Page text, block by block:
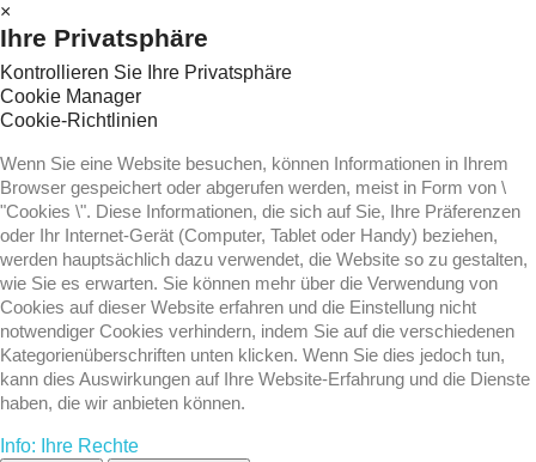
×
Ihre Privatsphäre
Kontrollieren Sie Ihre Privatsphäre
Cookie Manager
Cookie-Richtlinien
Wenn Sie eine Website besuchen, können Informationen in Ihrem
Browser gespeichert oder abgerufen werden, meist in Form von \
"Cookies \". Diese Informationen, die sich auf Sie, Ihre Präferenzen
oder Ihr Internet-Gerät (Computer, Tablet oder Handy) beziehen,
werden hauptsächlich dazu verwendet, die Website so zu gestalten,
wie Sie es erwarten. Sie können mehr über die Verwendung von
Cookies auf dieser Website erfahren und die Einstellung nicht
notwendiger Cookies verhindern, indem Sie auf die verschiedenen
Kategorienüberschriften unten klicken. Wenn Sie dies jedoch tun,
kann dies Auswirkungen auf Ihre Website-Erfahrung und die Dienste
haben, die wir anbieten können.
Info: Ihre Rechte